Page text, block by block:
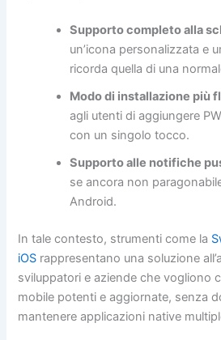
Supporto completo alla
un’icona personalizzata e
ricorda quella di una
Modo di installazione più
agli utenti di aggiungere
con un singolo tocco.
Supporto alle notifiche
se ancora non
Android.
In tale contesto, strumenti come la
iOS rappresentano una soluzione
sviluppatori e aziende che vogliono
mobile potenti e aggiornate, senza
mantenere applicazioni native